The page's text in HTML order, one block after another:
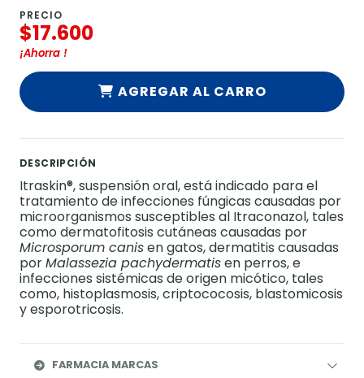
PRECIO
$17.600
¡Ahorra !
AGREGAR AL CARRO
DESCRIPCIÓN
Itraskin®, suspensión oral, está indicado para el
tratamiento de infecciones fúngicas causadas por
microorganismos susceptibles al Itraconazol, tales
como dermatofitosis cutáneas causadas por
Microsporum canisen gatos, dermatitis causadas
porMalassezia pachydermatisen perros, e
infecciones sistémicas de origen micótico, tales
como, histoplasmosis, criptococosis, blastomicosis
y esporotricosis.
FARMACIA MARCAS